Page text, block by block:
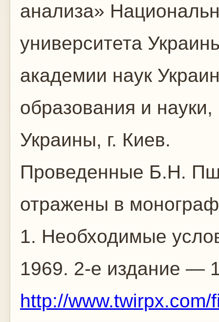
анализа»
университета
академии наук
образования и
Украины, г. Киев.
Проведенные Б.Н.
отражены в
1. Необходимые
1969. 2-е издание —
http://www.twirpx.com/